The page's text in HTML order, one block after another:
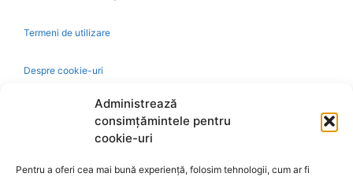
Administrează
consimțămintele pentru
cookie-uri
Pentru a oferi cea mai bună experiență, folosim tehnologii, cum ar fi
Termeni de utilizare
Despre cookie-uri